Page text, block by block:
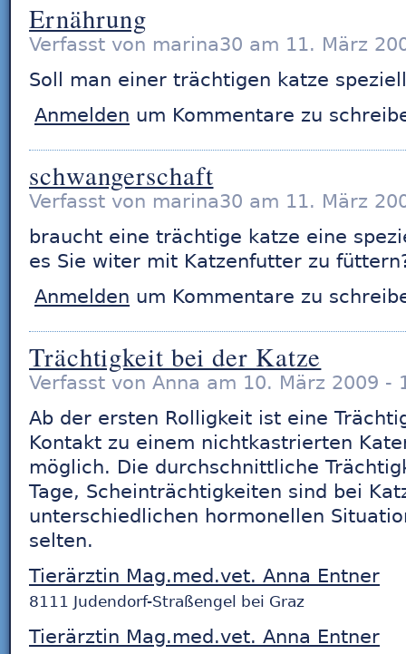
Ernährung
Verfasst von marina30 am 11. März
Soll man einer trächtigen katze
Anmelden um Kommentare zu
schwangerschaft
Verfasst von marina30 am 11. März
braucht eine trächtige katze eine
es Sie witer mit Katzenfutter zu
Anmelden um Kommentare zu
Trächtigkeit bei der Katze
Verfasst von Anna am 10. März 2009 -
Ab der ersten Rolligkeit ist eine
Kontakt zu einem nichtkastrierten
möglich. Die durchschnittliche
Tage, Scheinträchtigkeiten sind bei
unterschiedlichen hormonellen
selten.
Tierärztin Mag.med.vet. Anna Entner
8111 Judendorf-Straßengel bei Graz
Tierärztin Mag.med.vet. Anna Entner